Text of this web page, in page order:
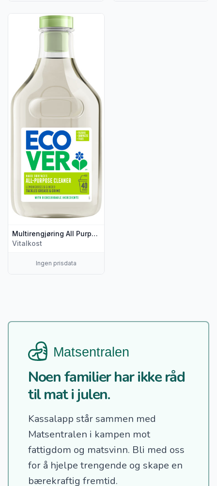
Multirengjøring All Purpose 1l Ecover
Vitalkost
Ingen prisdata
Vis flere detaljer for produktet "Multirengjøring All Purpose
Noen familier har ikke råd
til mat i julen.
Kassalapp står sammen med
Matsentralen i kampen mot
fattigdom og matsvinn. Bli med oss
for å hjelpe trengende og skape en
bærekraftig fremtid.